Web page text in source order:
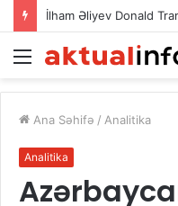
İlham Əliyev Donald
Menu
Ana Səhifə / Analitika
Analitika